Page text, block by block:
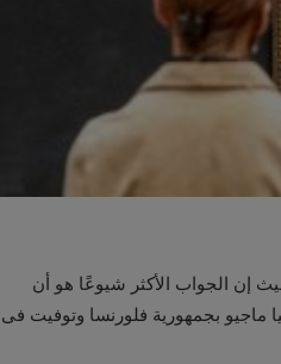
إن الجواب الأكثر شيوعًا هو أن
حقيقية لليزا جيراردينى، التى ولدت يوم 15 يونيو 1479 فى فيا ماجيو بجمهورية فلورنسا وتوفيت فى